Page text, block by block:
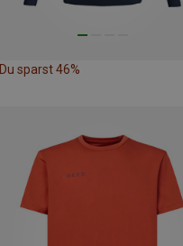
Du sparst 46%